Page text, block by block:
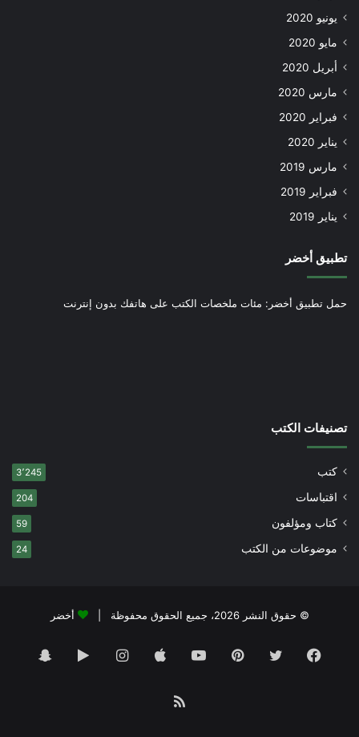
يونيو 2020
مايو 2020
أبريل 2020
مارس 2020
فبراير 2020
يناير 2020
مارس 2019
فبراير 2019
يناير 2019
تطبيق أخضر
حمل تطبيق أخضر: مئات ملخصات الكتب على هاتفك بدون إنترنت
تصنيفات الكتب
كتب 3٬245
اقتباسات 204
كتاب ومؤلفون 59
موضوعات من الكتب 24
© حقوق النشر 2026، جميع الحقوق محفوظة | أخضر
فيسبوك تويتر بينتيريستيوتيوب انستقرام‏Google
ملخص